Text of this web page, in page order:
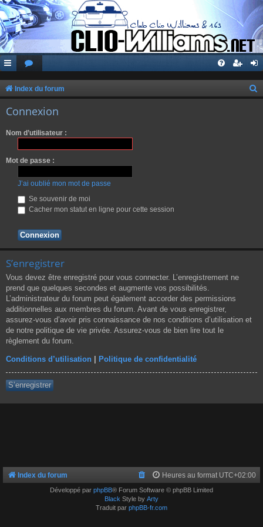
Index du forum
Connexion
Nom d’utilisateur :
Mot de passe :
J’ai oublié mon mot de passe
Se souvenir de moi
Cacher mon statut en ligne pour cette session
S’enregistrer
Vous devez être enregistré pour vous connecter. L’enregistrement ne
prend que quelques secondes et augmente vos possibilités.
L’administrateur du forum peut également accorder des permissions
additionnelles aux membres du forum. Avant de vous enregistrer,
assurez-vous d’avoir pris connaissance de nos conditions d’utilisation et
de notre politique de vie privée. Assurez-vous de bien lire tout le
règlement du forum.
Conditions d’utilisation Politique de confidentialité
S’enregistrer
Index du forum Heures au format UTC+02:00
Développé par phpBB® Forum Software © phpBB Limited
Black Style by Arty
Traduit par phpBB-fr.com